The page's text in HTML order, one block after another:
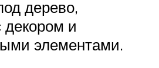
дерево,
декором и
элементами.